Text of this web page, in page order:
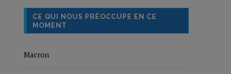
CE QUI NOUS PRÉOCCUPE EN CE
MOMENT
Macron